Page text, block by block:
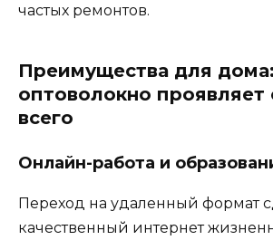
частых ремонтов.
Преимущества для
оптоволокно
всего
Онлайн-работа и
Переход на удаленный формат
качественный интернет